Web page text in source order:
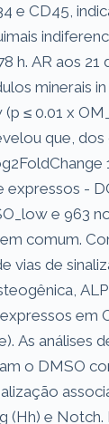
e CD45,
h. AR aos 21
minerais
≤ 0.01 x
que, dos
1.5 (genes
expressos -
e 963
comum.
vias de
em
As análises
o DMSO
(Hh) e Notch.